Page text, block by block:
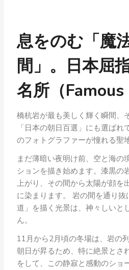
息をのむ「魔
間」。日本屈
名所（Famous
橋杭岩が最も美しく輝く瞬間、
「日本の朝日百選」にも選ばれ
のフォトグラファーが憧れる聖
まだ薄暗い夜明け前、空と海の
ションを描き始めます。漆黒の
上がり、その間から太陽が顔を
に染まります。 岩の間を通り
道」を描く光景は、神々しいと
ん。
11月から2月頃の冬場は、岩の
朝日が昇るため、特に絶景とさ
をして、この静寂と感動のショ